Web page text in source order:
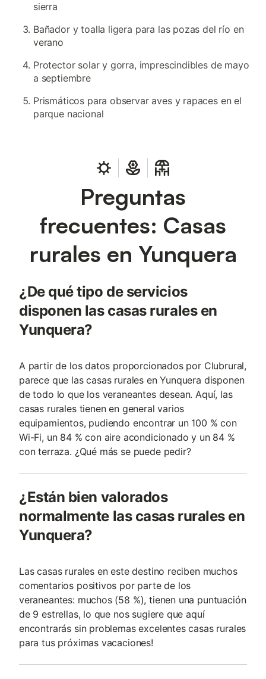
sierra
Bañador y toalla ligera para las pozas del río en
verano
Protector solar y gorra, imprescindibles de mayo
a septiembre
Prismáticos para observar aves y rapaces en el
parque nacional
Preguntas
frecuentes: Casas
rurales en Yunquera
¿De qué tipo de servicios
disponen las casas rurales en
Yunquera?
A partir de los datos proporcionados por Clubrural,
parece que las casas rurales en Yunquera disponen
de todo lo que los veraneantes desean. Aquí, las
casas rurales tienen en general varios
equipamientos, pudiendo encontrar un 100 % con
Wi-Fi, un 84 % con aire acondicionado y un 84 %
con terraza. ¿Qué más se puede pedir?
¿Están bien valorados
normalmente las casas rurales en
Yunquera?
Las casas rurales en este destino reciben muchos
comentarios positivos por parte de los
veraneantes: muchos (58 %), tienen una puntuación
de 9 estrellas, lo que nos sugiere que aquí
encontrarás sin problemas excelentes casas rurales
para tus próximas vacaciones!